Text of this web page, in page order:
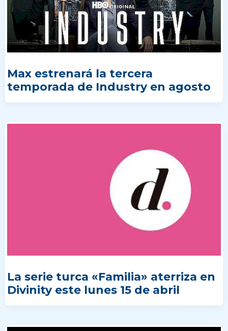
Max estrenará la tercera
temporada de Industry en agosto
La serie turca «Familia» aterriza en
Divinity este lunes 15 de abril